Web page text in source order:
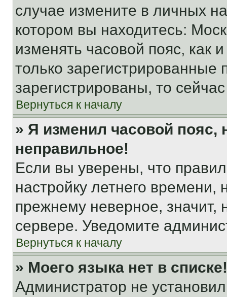
случае измените в личных
котором вы находитесь:
изменять часовой пояс, как
только
зарегистрированы, то
Вернуться к началу
» Я изменил часовой пояс,
неправильное!
Если вы уверены, что
настройку летнего
прежнему неверное, значит,
сервере. Уведомите
Вернуться к началу
» Моего языка нет в списке!
Администратор не